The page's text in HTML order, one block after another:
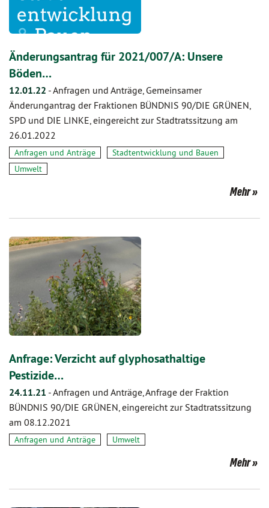
Änderungsantrag für 2021/007/A: Unsere
Böden…
12.01.22 -Anfragen und Anträge, Gemeinsamer
Änderungantrag der Fraktionen BÜNDNIS 90/DIE GRÜNEN,
SPD und DIE LINKE, eingereicht zur Stadtratssitzung am
26.01.2022
Anfragen und Anträge
Stadtentwicklung und Bauen
Umwelt
Mehr
Anfrage: Verzicht auf glyphosathaltige
Pestizide…
24.11.21 -Anfragen und Anträge, Anfrage der Fraktion
BÜNDNIS 90/DIE GRÜNEN, eingereicht zur Stadtratssitzung
am 08.12.2021
Anfragen und Anträge Umwelt
Mehr